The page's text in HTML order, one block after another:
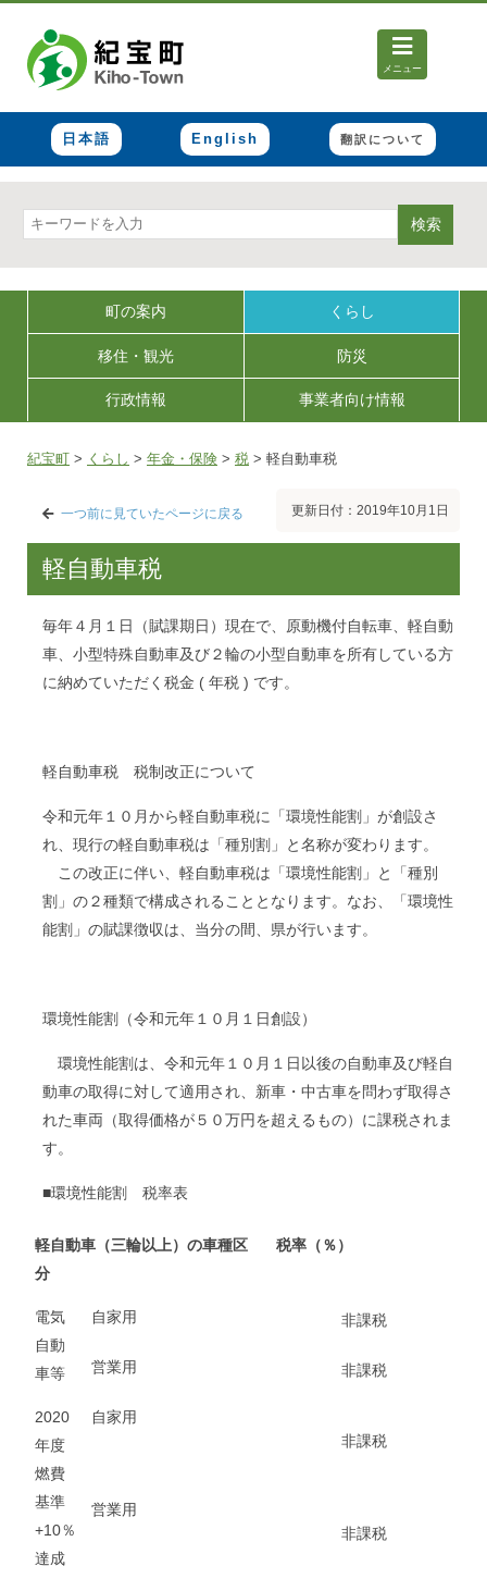
メニュー
日本語 English 翻訳について
検索
町の案内 くらし
移住・観光 防災
行政情報 事業者向け情報
紀宝町 > くらし > 年金・保険 > 税 > 軽自動車税
一つ前に見ていたページに戻る 更新日付：2019年10月1日
軽自動車税
毎年４月１日（賦課期日）現在で、原動機付自転車、軽自動
車、小型特殊自動車及び２輪の小型自動車を所有している方
に納めていただく税金 ( 年税 ) です。
軽自動車税 税制改正について
令和元年１０月から軽自動車税に「環境性能割」が創設さ
れ、現行の軽自動車税は「種別割」と名称が変わります。
この改正に伴い、軽自動車税は「環境性能割」と「種別
割」の２種類で構成されることとなります。なお、「環境性
能割」の賦課徴収は、当分の間、県が行います。
環境性能割（令和元年１０月１日創設）
環境性能割は、令和元年１０月１日以後の自動車及び軽自
動車の取得に対して適用され、新車・中古車を問わず取得さ
れた車両（取得価格が５０万円を超えるもの）に課税されま
す。
■環境性能割 税率表
軽自動車（三輪以上）の車種区
分
税率（％）
電気
自動
車等
自家用 非課税
営業用 非課税
2020
年度
燃費
基準
+10％
達成
自家用
非課税
営業用
非課税